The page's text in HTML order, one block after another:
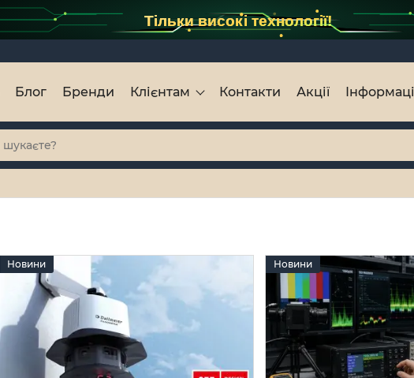
Тільки високі технології!
Блог Бренди Клієнтам Контакти Акції
Новини Новини